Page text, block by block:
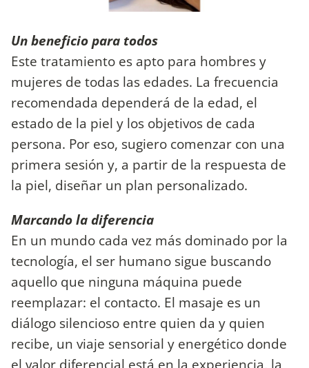
Un beneficio para todos
Este tratamiento es apto para hombres y
mujeres de todas las edades. La frecuencia
recomendada dependerá de la edad, el
estado de la piel y los objetivos de cada
persona. Por eso, sugiero comenzar con una
primera sesión y, a partir de la respuesta de
la piel, diseñar un plan personalizado.
Marcando la diferencia
En un mundo cada vez más dominado por la
tecnología, el ser humano sigue buscando
aquello que ninguna máquina puede
reemplazar: el contacto. El masaje es un
diálogo silencioso entre quien da y quien
recibe, un viaje sensorial y energético donde
el valor diferencial está en la experiencia, la